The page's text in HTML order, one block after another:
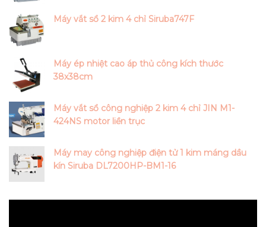
Máy vắt sổ 2 kim 4 chỉ Siruba747F
Máy ép nhiệt cao áp thủ công kích thước
38x38cm
Máy vắt sổ công nghiệp 2 kim 4 chỉ JIN M1-
424NS motor liền trục
Máy may công nghiệp điện tử 1 kim máng dầu
kín Siruba DL7200HP-BM1-16